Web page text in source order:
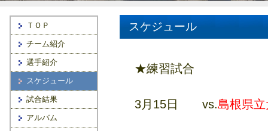
スケジュール
★練習試合
3月15日 vs.島根県
ＴＯＰ
チーム紹介
選手紹介
スケジュール
試合結果
アルバム